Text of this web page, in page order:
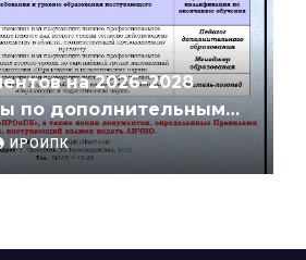
на 2026-2028
по дополнительным
программам
ИРОИПК